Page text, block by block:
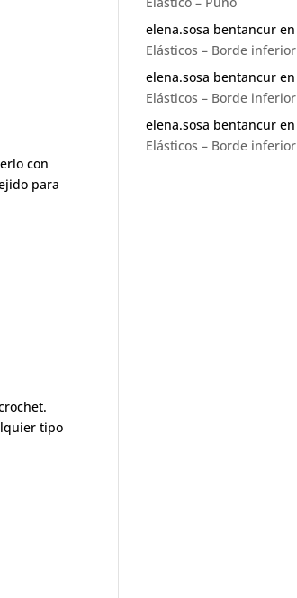
con
para
tipo
elena.sosa bentancur en
Elásticos – Borde inferior
elena.sosa bentancur en
Elásticos – Borde inferior
elena.sosa bentancur en
Elásticos – Borde inferior